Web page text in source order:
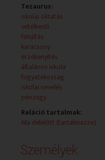
Tezaurus:
iskolai oktatás
vetélkedő
felújítás
karácsony
érzékenyítés
általános iskola
fogyatékosság
iskolai nevelés
pénzügy
Reláció tartalmak:
Ma délelőtt (tartalmazza)
Személyek